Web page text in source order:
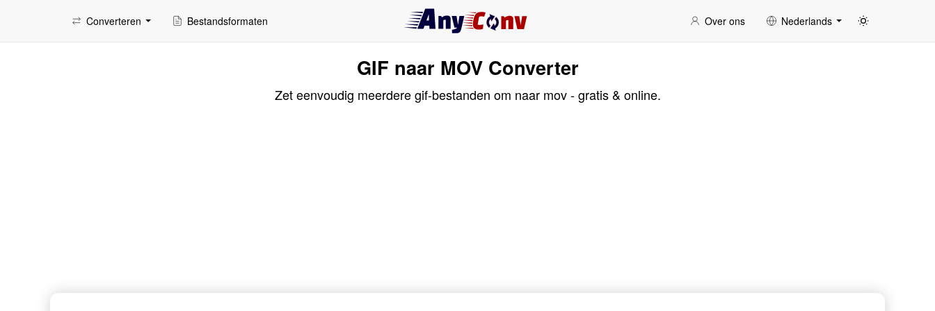
Converteren Bestandsformaten Over ons Nederlands
GIF naar MOV Converter
Zet eenvoudig meerdere gif-bestanden om naar mov - gratis & online.